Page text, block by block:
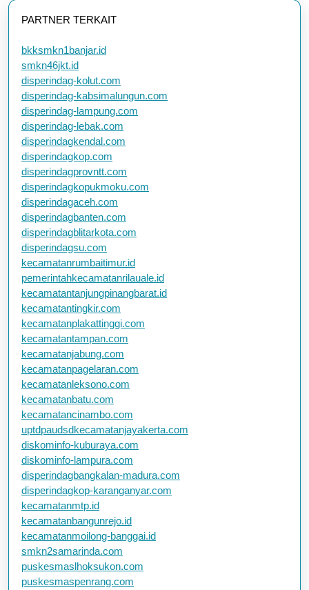
PARTNER TERKAIT
bkksmkn1banjar.id
smkn46jkt.id
disperindag-kolut.com
disperindag-kabsimalungun.com
disperindag-lampung.com
disperindag-lebak.com
disperindagkendal.com
disperindagkop.com
disperindagprovntt.com
disperindagkopukmoku.com
disperindagaceh.com
disperindagbanten.com
disperindagblitarkota.com
disperindagsu.com
kecamatanrumbaitimur.id
pemerintahkecamatanrilauale.id
kecamatantanjungpinangbarat.id
kecamatantingkir.com
kecamatanplakattinggi.com
kecamatantampan.com
kecamatanjabung.com
kecamatanpagelaran.com
kecamatanleksono.com
kecamatanbatu.com
kecamatancinambo.com
uptdpaudsdkecamatanjayakerta.com
diskominfo-kuburaya.com
diskominfo-lampura.com
disperindagbangkalan-madura.com
disperindagkop-karanganyar.com
kecamatanmtp.id
kecamatanbangunrejo.id
kecamatanmoilong-banggai.id
smkn2samarinda.com
puskesmaslhoksukon.com
puskesmaspenrang.com